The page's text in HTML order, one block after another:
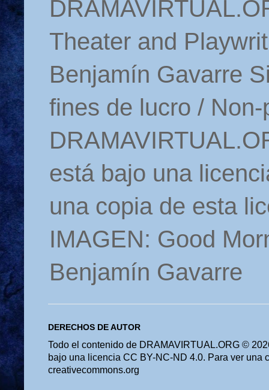
Theater and
Benjamín Gavarre
fines de lucro /
está bajo una
una copia de esta
IMAGEN: Good
Benjamín Gavarre
DERECHOS DE AUTOR
Todo el contenido de DRAMAVIRTUAL.ORG ©
bajo una licencia CC BY-NC-ND 4.0. Para ver una
creativecommons.org